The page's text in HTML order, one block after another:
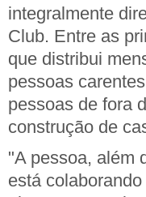
integralmente
Club. Entre as
que distribui
pessoas
pessoas de fora
construção de
"A pessoa, além
está